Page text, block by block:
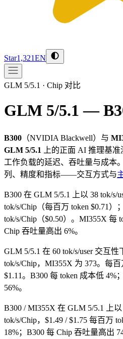
Star1,321EN
GLM 5/5.1 · Chip 对比
GLM 5/5.1 —
B300 （NVIDIA Blackwell）与
GLM 5/5.1
上的正面 AI 推理基
工作负载的延迟、吞吐量与成本
列、精度和指标——交互方式与
B300 在 GLM 5/5.1 上以 38 tok/s/
tok/s/Chip（每百万 token $0.71）
tok/s/Chip（$0.50）。MI355X 每
Chip 吞吐量高出 6%。
GLM 5/5.1 在 60 tok/s/user 交互
tok/s/Chip，MI355X 为 373。每
$1.11。B300 每 token 成本低 4%
56%。
B300 / MI355X 在 GLM 5/5.1 上以
tok/s/Chip，$1.49 / $1.75 每百万
18%；B300 每 Chip 吞吐量高出